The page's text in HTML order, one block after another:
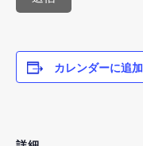
カレンダーに追加